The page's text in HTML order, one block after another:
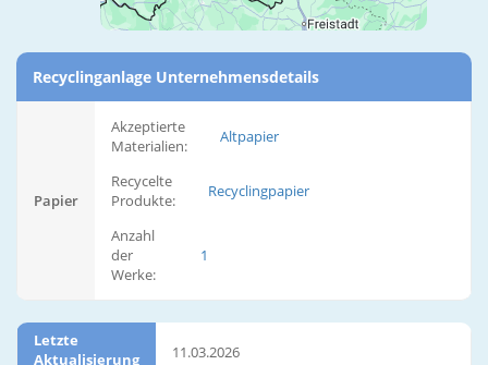
Recyclinganlage Unternehmensdetails
Papier
Akzeptierte
Materialien:
Altpapier
Recycelte
Produkte:
Recyclingpapier
Anzahl
der
Werke:
1
Letzte
Aktualisierung
11.03.2026